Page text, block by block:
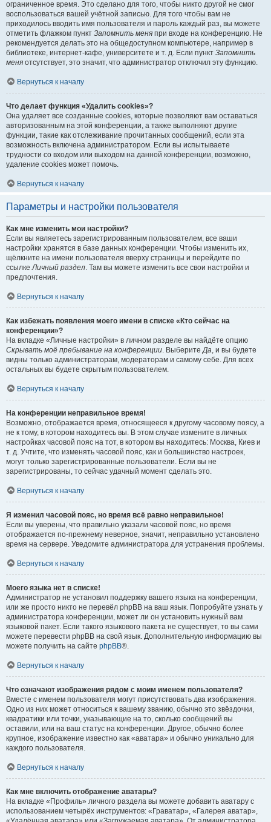
ограниченное время. Это сделано для того, чтобы никто другой не смог
воспользоваться вашей учётной записью. Для того чтобы вам не
приходилось вводить имя пользователя и пароль каждый раз, вы можете
отметить флажком пункт Запомнить меня при входе на конференцию. Не
рекомендуется делать это на общедоступном компьютере, например в
библиотеке, интернет-кафе, университете и т. д. Если пункт Запомнить
меня отсутствует, это значит, что администратор отключил эту функцию.
Вернуться к началу
Что делает функция «Удалить cookies»?
Она удаляет все созданные cookies, которые позволяют вам оставаться
авторизованным на этой конференции, а также выполняют другие
функции, такие как отслеживание прочитанных сообщений, если эта
возможность включена администратором. Если вы испытываете
трудности со входом или выходом на данной конференции, возможно,
удаление cookies может помочь.
Вернуться к началу
Параметры и настройки пользователя
Как мне изменить мои настройки?
Если вы являетесь зарегистрированным пользователем, все ваши
настройки хранятся в базе данных конференции. Чтобы изменить их,
щёлкните на имени пользователя вверху страницы и перейдите по
ссылкеЛичный раздел. Там вы можете изменить все свои настройки и
предпочтения.
Вернуться к началу
Как избежать появления моего имени в списке «Кто сейчас на
конференции»?
На вкладке «Личные настройки» в личном разделе вы найдёте опцию
Скрывать моё пребывание на конференции. ВыберитеДа, и вы будете
видны только администраторам, модераторам и самому себе. Для всех
остальных вы будете скрытым пользователем.
Вернуться к началу
На конференции неправильное время!
Возможно, отображается время, относящееся к другому часовому поясу, а
не к тому, в котором находитесь вы. В этом случае измените в личных
настройках часовой пояс на тот, в котором вы находитесь: Москва, Киев и
т. д. Учтите, что изменять часовой пояс, как и большинство настроек,
могут только зарегистрированные пользователи. Если вы не
зарегистрированы, то сейчас удачный момент сделать это.
Вернуться к началу
Я изменил часовой пояс, но время всё равно неправильное!
Если вы уверены, что правильно указали часовой пояс, но время
отображается по-прежнему неверное, значит, неправильно установлено
время на сервере. Уведомите администратора для устранения проблемы.
Вернуться к началу
Моего языка нет в списке!
Администратор не установил поддержку вашего языка на конференции,
или же просто никто не перевёл phpBB на ваш язык. Попробуйте узнать у
администратора конференции, может ли он установить нужный вам
языковой пакет. Если такого языкового пакета не существует, то вы сами
можете перевести phpBB на свой язык. Дополнительную информацию вы
можете получить на сайте phpBB®.
Вернуться к началу
Что означают изображения рядом с моим именем пользователя?
Вместе с именем пользователя могут присутствовать два изображения.
Одно из них может относиться к вашему званию, обычно это звёздочки,
квадратики или точки, указывающие на то, сколько сообщений вы
оставили, или на ваш статус на конференции. Другое, обычно более
крупное, изображение известно как «аватара» и обычно уникально для
каждого пользователя.
Вернуться к началу
Как мне включить отображение аватары?
На вкладке «Профиль» личного раздела вы можете добавить аватару с
использованием четырёх инструментов: «Граватар», «Галерея аватар»,